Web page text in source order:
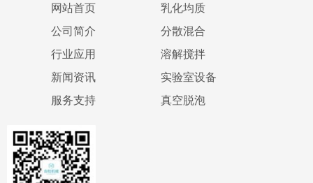
网站首页
公司简介
行业应用
新闻资讯
服务支持
乳化均质
分散混合
溶解搅拌
实验室设备
真空脱泡